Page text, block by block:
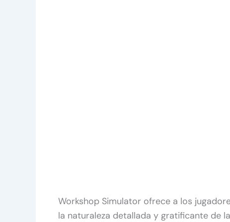
Workshop Simulator ofrece a los
la naturaleza detallada y gratificante de